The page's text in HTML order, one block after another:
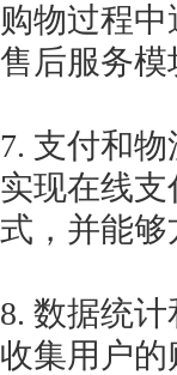
购物过程
售后服务
7. 支付和
实现在线
式，并能
8. 数据统
收集用户